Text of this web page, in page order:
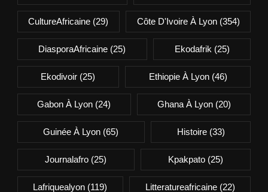
CultureAfricaine (29) Côte D'Ivoire À Lyon(354)
DiasporaAfricaine (25) Ekodafrik (25)
Ekodivoir (25) Ethiopie À Lyon(46)
Gabon À Lyon (24) Ghana À Lyon(20)
Guinée À Lyon (65) Histoire(33)
Journalafro (25) Kpakpato(25)
Lafriquealyon (119) Litteratureafricaine(22)